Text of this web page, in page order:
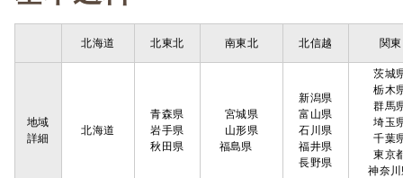
北海道 北東北 南東北 北信越 関東
地域
詳細
北海道
青森県
岩手県
秋田県
宮城県
山形県
福島県
新潟県
富山県
石川県
福井県
長野県
茨城
栃木
群馬
埼玉
千葉
東京
神奈